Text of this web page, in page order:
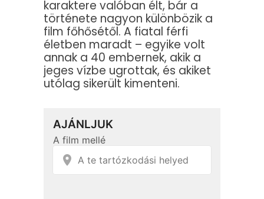
karaktere valóban élt, bár a
története nagyon különbözik a
film főhősétől. A fiatal férfi
életben maradt – egyike volt
annak a 40 embernek, akik a
jeges vízbe ugrottak, és akiket
utólag sikerült kimenteni.